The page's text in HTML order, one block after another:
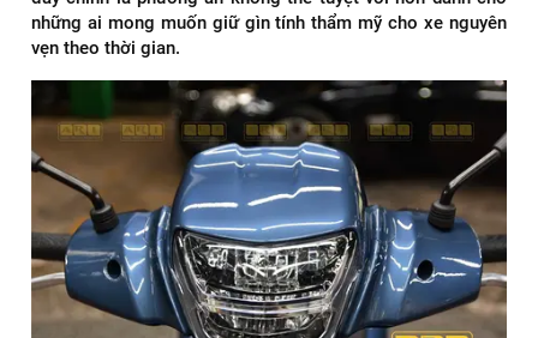
những ai mong muốn giữ gìn tính thẩm mỹ cho xe nguyên
vẹn theo thời gian.